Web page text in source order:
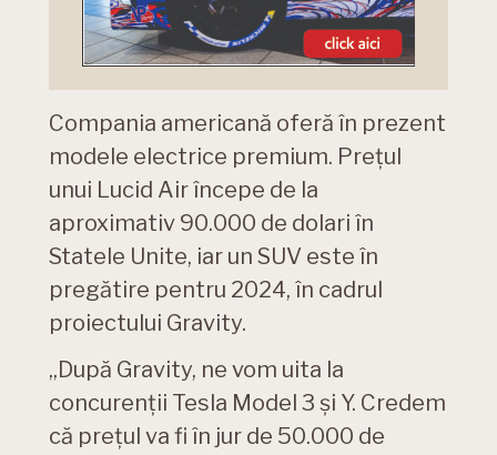
Compania americană oferă în prezent
modele electrice premium. Prețul
unui Lucid Air începe de la
aproximativ 90.000 de dolari în
Statele Unite, iar un SUV este în
pregătire pentru 2024, în cadrul
proiectului Gravity.
„După Gravity, ne vom uita la
concurenții Tesla Model 3 și Y. Credem
că prețul va fi în jur de 50.000 de